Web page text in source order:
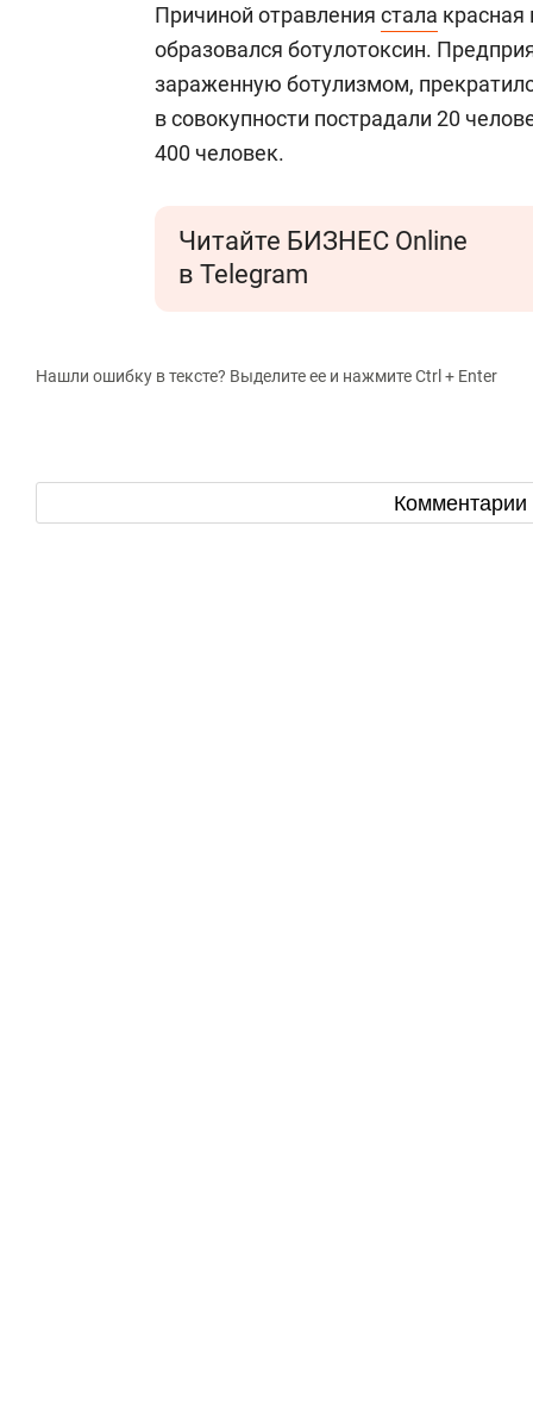
Причиной отравления стала красная
образовался ботулотоксин.
зараженную ботулизмом,
в совокупности пострадали 20
400 человек.
Читайте БИЗНЕС Online
в Telegram
Нашли ошибку в тексте? Выделите ее и нажмите Ctrl + Enter
Комментарии